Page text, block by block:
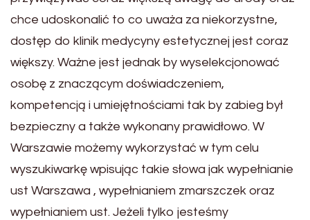
chce udoskonalić to co uważa za niekorzystne,
dostęp do klinik medycyny estetycznej jest coraz
większy. Ważne jest jednak by wyselekcjonować
osobę z znaczącym doświadczeniem,
kompetencją i umiejętnościami tak by zabieg był
bezpieczny a także wykonany prawidłowo. W
Warszawie możemy wykorzystać w tym celu
wyszukiwarkę wpisując takie słowa jak wypełnianie
ust Warszawa , wypełnianiem zmarszczek oraz
wypełnianiem ust. Jeżeli tylko jesteśmy